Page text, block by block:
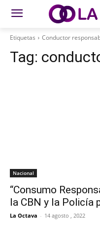
Etiquetas Conductor
Tag:
Nacional
“Consumo
la CBN y la Policía
La Octava - 14 agosto , 2022